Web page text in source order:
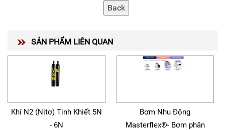
SẢN PHẨM LIÊN QUAN
Khí N2 (Nitơ) Tinh Khiết 5N
- 6N
Bơm Nhu Động
Masterflex®- Bơm phân